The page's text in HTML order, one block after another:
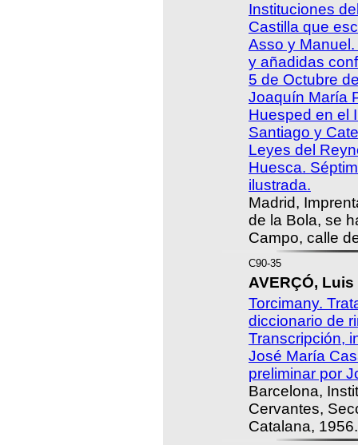
Instituciones
Castilla que
Asso y
y añadidas
5 de Octubre
Joaquín María
Huesped en el
Santiago y
Leyes del
Huesca.
ilustrada.
Madrid,
de la Bola, se
Campo, calle
C90-35
AVERÇÓ, Luis
Torcimany.
diccionario de
Transcripción,
José María
preliminar por
Barcelona,
Cervantes,
Catalana, 1956.